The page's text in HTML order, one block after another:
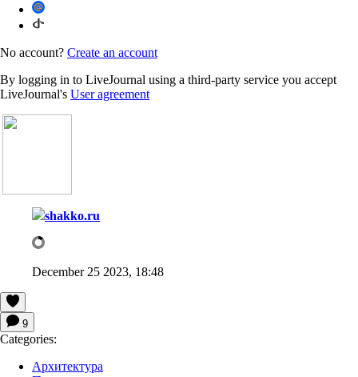
No account? Create an account
By logging in to LiveJournal using a third-party service you accept
LiveJournal's User agreement
shakko.ru
December 25 2023, 18:48
9
Categories:
Архитектура